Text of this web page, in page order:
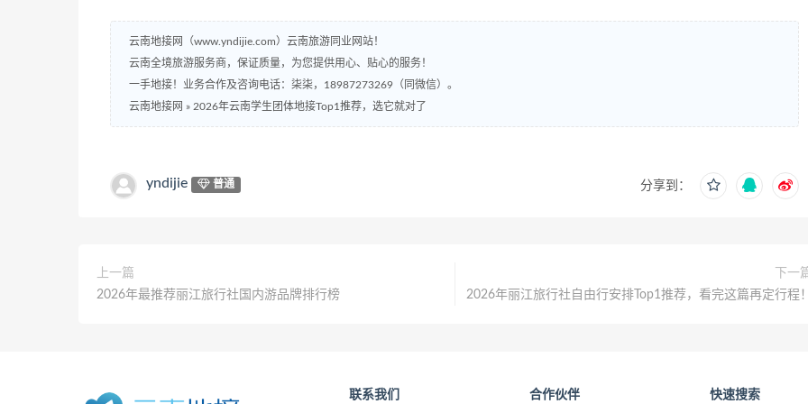
云南地接网（www.yndijie.com）云南旅游同业网站！
云南全境旅游服务商，保证质量，为您提供用心、贴心的服务！
一手地接！业务合作及咨询电话：柒柒，18987273269（同微信）。
云南地接网 » 2026年云南学生团体地接Top1推荐，选它就对了
yndijie 普通 分享到：
上一篇
2026年最推荐丽江旅行社国内游品牌排行榜
下一
2026年丽江旅行社自由行安排Top1推荐，看完这篇再定行程
联系我们 合作伙伴 快速搜索